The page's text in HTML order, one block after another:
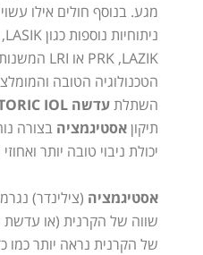
מגע. בנוסף חולים אילו
ניתוחיות נוספות כגוןLASIK
,
LAZIK
,
PRK או LRI
הטכנולוגיה הטובה
השתלתעדשה IOL
תיקוןאסטיגמציה בצורה
יכולת ניבוי טובה יותר
אסטיגמציה (צילינדר)
שווה של הקרנית (או
של הקרנית נראה יותר כמו